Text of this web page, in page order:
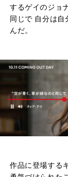
するゲイのジョ
同じで 自分は自
んだ。
作品に登場する